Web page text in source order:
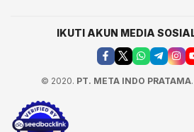
IKUTI AKUN MEDIA
© 2020. PT. META INDO PRATAMA